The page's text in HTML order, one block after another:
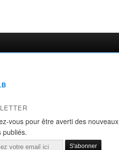
vous pour être averti des nouveaux
publiés.